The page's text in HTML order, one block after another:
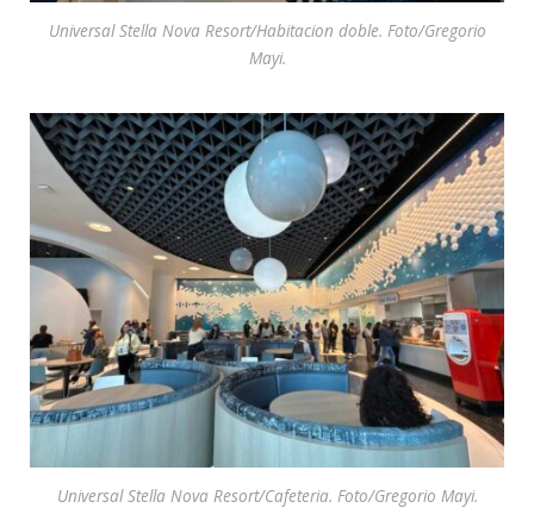
Universal Stella Nova Resort/Habitacion doble. Foto/Gregorio
Mayi.
Universal Stella Nova Resort/Cafeteria. Foto/Gregorio Mayi.